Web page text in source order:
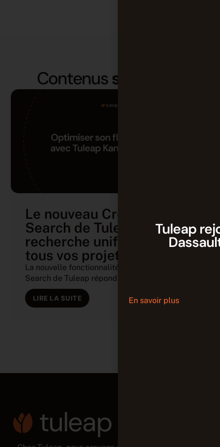
Contenussimilaires
Le nouveau Cross Tracker
Search de Tuleap : Une
recherche unifiée pour
tous vos projets – Démo
La nouvelle fonctionnalité Cross Tracker
Search de Tuleap répond à ce besoin (...)
LIRE LA SUITE
Tuleap
En savoir plus